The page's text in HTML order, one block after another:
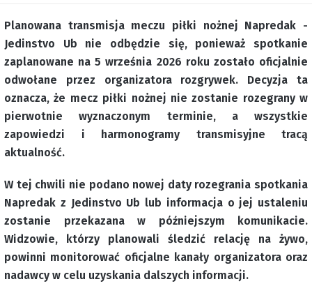
Planowana transmisja meczu piłki nożnej Napredak -
Jedinstvo Ub nie odbędzie się, ponieważ spotkanie
zaplanowane na 5 września 2026 roku zostało oficjalnie
odwołane przez organizatora rozgrywek. Decyzja ta
oznacza, że mecz piłki nożnej nie zostanie rozegrany w
pierwotnie wyznaczonym terminie, a wszystkie
zapowiedzi i harmonogramy transmisyjne tracą
aktualność.
W tej chwili nie podano nowej daty rozegrania spotkania
Napredak z Jedinstvo Ub lub informacja o jej ustaleniu
zostanie przekazana w późniejszym komunikacie.
Widzowie, którzy planowali śledzić relację na żywo,
powinni monitorować oficjalne kanały organizatora oraz
nadawcy w celu uzyskania dalszych informacji.